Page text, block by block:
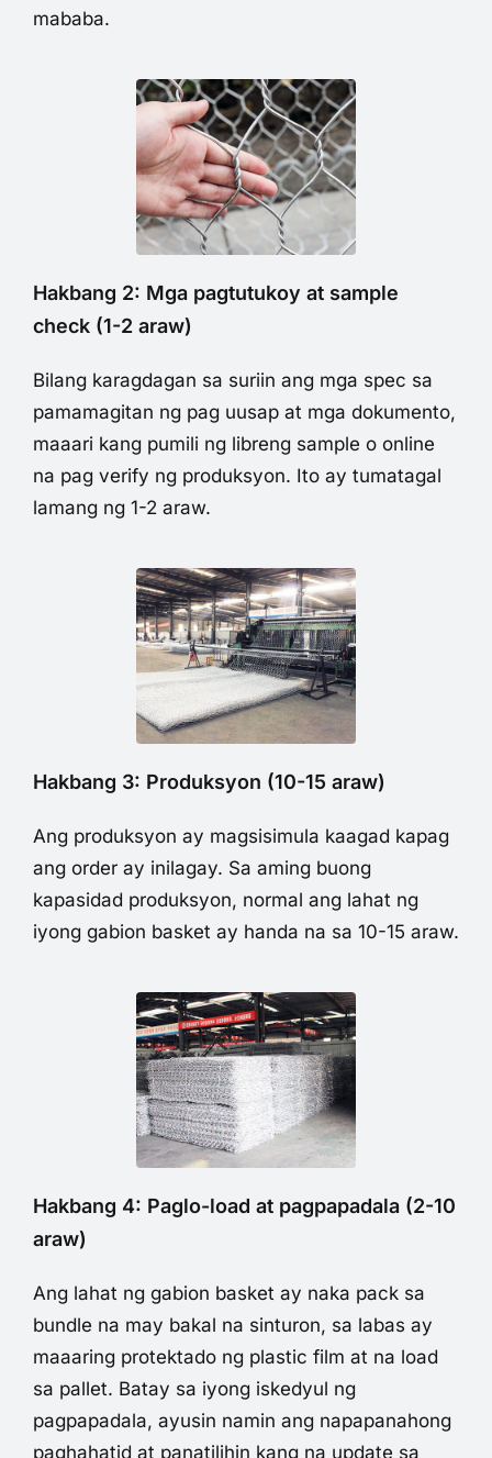
mababa.
Hakbang 2: Mga pagtutukoy at sample
check (1-2 araw)
Bilang karagdagan sa suriin ang mga spec sa
pamamagitan ng pag uusap at mga dokumento,
maaari kang pumili ng libreng sample o online
na pag verify ng produksyon. Ito ay tumatagal
lamang ng 1-2 araw.
Hakbang 3: Produksyon (10-15 araw)
Ang produksyon ay magsisimula kaagad kapag
ang order ay inilagay. Sa aming buong
kapasidad produksyon, normal ang lahat ng
iyong gabion basket ay handa na sa 10-15 araw.
Hakbang 4: Paglo-load at pagpapadala (2-10
araw)
Ang lahat ng gabion basket ay naka pack sa
bundle na may bakal na sinturon, sa labas ay
maaaring protektado ng plastic film at na load
sa pallet. Batay sa iyong iskedyul ng
pagpapadala, ayusin namin ang napapanahong
paghahatid at panatilihin kang na update sa